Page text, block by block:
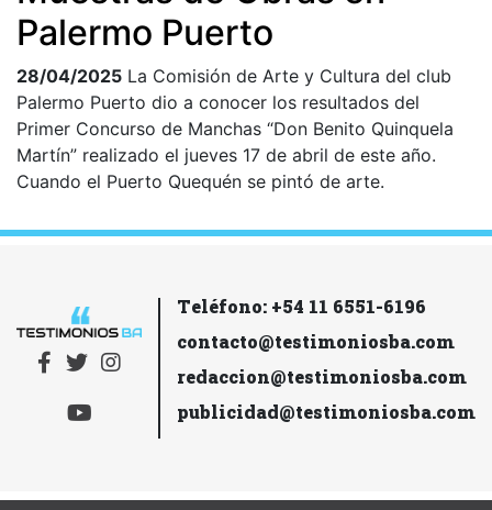
Palermo Puerto
28/04/2025 La Comisión de Arte y Cultura del club
Palermo Puerto dio a conocer los resultados del
Primer Concurso de Manchas “Don Benito Quinquela
Martín” realizado el jueves 17 de abril de este año.
Cuando el Puerto Quequén se pintó de arte.
Teléfono: +54 11 6551-6196
contacto@testimoniosba.com
redaccion@testimoniosba.com
publicidad@testimoniosba.com